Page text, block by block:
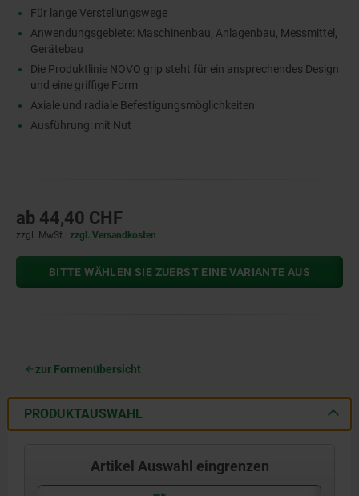
Für lange Verstellungswege
Anwendungsgebiete: Maschinenbau, Anlagenbau, Messmittel,
Gerätebau
Die Produktlinie NOVO grip steht für ein ansprechendes Design
und eine griffige Form
Axiale und radiale Befestigungsmöglichkeiten
Ausführung: mit Nut
ab 44,40 CHF
zzgl. MwSt. zzgl. Versandkosten
BITTE WÄHLEN SIE ZUERST EINE VARIANTE AUS
zur Formenübersicht
PRODUKTAUSWAHL
Artikel Auswahl eingrenzen